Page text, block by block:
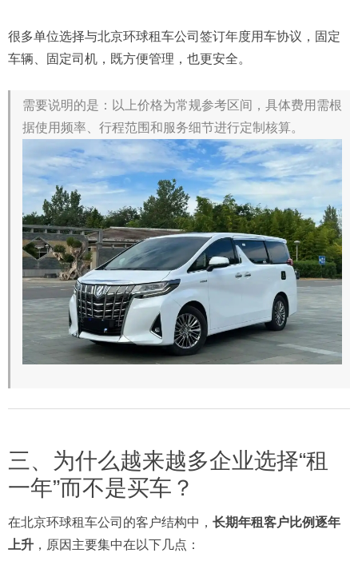
很多单位选择与北京环球租车公司签订年度用车协议，固定
车辆、固定司机，既方便管理，也更安全。
需要说明的是：以上价格为常规参考区间，具体费用需根
据使用频率、行程范围和服务细节进行定制核算。
三、为什么越来越多企业选择“租
一年”而不是买车？
在北京环球租车公司的客户结构中， 长期年租客户比例逐年
上升 ，原因主要集中在以下几点：